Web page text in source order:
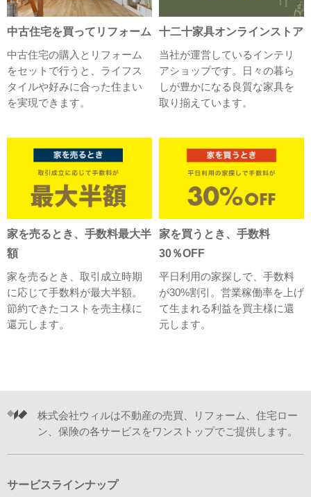
中古住宅を買ってリフォーム
中古住宅の購入とリフォーム
をセットで行うと、ライフス
タイルや好みに合った住まい
を実現できます。
十二十家具オンラインストア
当社が運営しているインテリ
アショップです。日々の暮ら
しが豊かになる良質な家具を
取り揃えています。
家を売るとき、手数料最大半
額
家を売るとき、取引成立時期
に応じて手数料が最大半額。
節約できたコストを売主様に
還元します。
家を買うとき、手数料
30％OFF
平日利用の家探しで、手数料
が30%割引。営業稼働率を上げ
て生まれる利益を買主様に還
元します。
株式会社ウィルは不動産の売買、リフォーム、住宅ロー
ン、保険の各サービスをワンストップでご提供します。
サービスラインナップ